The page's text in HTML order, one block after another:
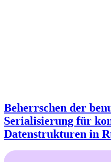
Beherrschen der
Serialisierung für
Datenstrukturen in